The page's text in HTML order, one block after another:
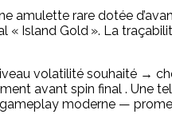
rare dotée
Island Gold ». La
volatilité souhaité →
avant spin final . Une
moderne —